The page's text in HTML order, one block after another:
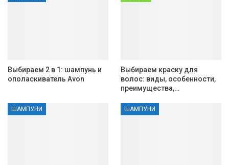
Выбираем 2 в 1: шампунь и
ополаскиватель Avon
Выбираем краску для
волос: виды, особенности,
преимущества,…
ШАМПУНИ ШАМПУНИ